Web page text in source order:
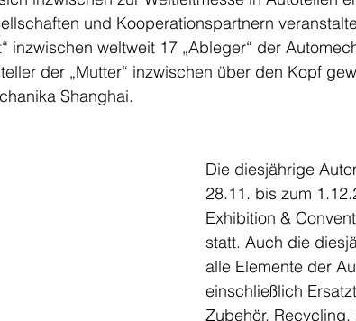
und Kooperationspartnern
inzwischen weltweit 17 „Ableger“ der
der „Mutter“ inzwischen über den Kopf
Shanghai.
Die diesjährige
28.11. bis zum
Exhibition &
statt. Auch die
alle Elemente der
einschließlich
Zubehör,